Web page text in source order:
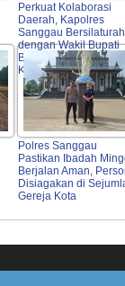
Perkuat Kolaborasi
Daerah, Kapolres
Sanggau
dengan Wakil Bupati
Bangun Sinergi untuk
Kamtibmas
Polres Sanggau
Pastikan Ibadah
Berjalan Aman,
Disiagakan di
Gereja Kota